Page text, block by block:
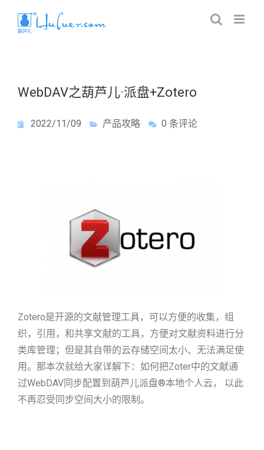
WebDAV之葫芦儿·派盘+Zotero
2022/11/09 产品攻略 0 条评论
Zotero是开源的文献管理工具，可以方便的收集，组
织，引用，和共享文献的工具，方便对文献资料进行分
类库管理；但是其自带的云存储空间太小、无法满足使
用。那本次就给大家详解下：如何把Zoter中的文献通
过WebDAV同步配置到葫芦儿派盘®本地个人云， 以此
不再忍受同步空间大小的限制。